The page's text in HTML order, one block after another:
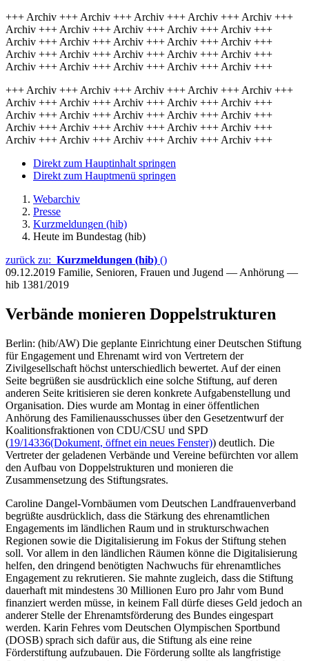
+++ Archiv +++ Archiv +++ Archiv +++ Archiv +++ Archiv +++
Archiv +++ Archiv +++ Archiv +++ Archiv +++ Archiv +++
Archiv +++ Archiv +++ Archiv +++ Archiv +++ Archiv +++
Archiv +++ Archiv +++ Archiv +++ Archiv +++ Archiv +++
Archiv +++ Archiv +++ Archiv +++ Archiv +++ Archiv +++
+++ Archiv +++ Archiv +++ Archiv +++ Archiv +++ Archiv +++
Archiv +++ Archiv +++ Archiv +++ Archiv +++ Archiv +++
Archiv +++ Archiv +++ Archiv +++ Archiv +++ Archiv +++
Archiv +++ Archiv +++ Archiv +++ Archiv +++ Archiv +++
Archiv +++ Archiv +++ Archiv +++ Archiv +++ Archiv +++
Direkt zum Hauptinhalt springen
Direkt zum Hauptmenü springen
Webarchiv
Presse
Kurzmeldungen (hib)
Heute im Bundestag (hib)
zurück zu: Kurzmeldungen (hib) ()
09.12.2019 Familie, Senioren, Frauen und Jugend — Anhörung —
hib 1381/2019
Verbände monieren Doppelstrukturen
Berlin: (hib/AW) Die geplante Einrichtung einer Deutschen Stiftung
für Engagement und Ehrenamt wird von Vertretern der
Zivilgesellschaft höchst unterschiedlich bewertet. Auf der einen
Seite begrüßen sie ausdrücklich eine solche Stiftung, auf deren
anderen Seite kritisieren sie deren konkrete Aufgabenstellung und
Organisation. Dies wurde am Montag in einer öffentlichen
Anhörung des Familienausschusses über den Gesetzentwurf der
Koalitionsfraktionen von CDU/CSU und SPD
(19/14336(Dokument, öffnet ein neues Fenster)) deutlich. Die
Vertreter der geladenen Verbände und Vereine befürchten vor allem
den Aufbau von Doppelstrukturen und monieren die
Zusammensetzung des Stiftungsrates.
Caroline Dangel-Vornbäumen vom Deutschen Landfrauenverband
begrüßte ausdrücklich, dass die Stärkung des ehrenamtlichen
Engagements im ländlichen Raum und in strukturschwachen
Regionen sowie die Digitalisierung im Fokus der Stiftung stehen
soll. Vor allem in den ländlichen Räumen könne die Digitalisierung
helfen, den dringend benötigten Nachwuchs für ehrenamtliches
Engagement zu rekrutieren. Sie mahnte zugleich, dass die Stiftung
dauerhaft mit mindestens 30 Millionen Euro pro Jahr vom Bund
finanziert werden müsse, in keinem Fall dürfe dieses Geld jedoch an
anderer Stelle der Ehrenamtsförderung des Bundes eingespart
werden. Karin Fehres vom Deutschen Olympischen Sportbund
(DOSB) sprach sich dafür aus, die Stiftung als eine reine
Förderstiftung aufzubauen. Die Förderung sollte als langfristige